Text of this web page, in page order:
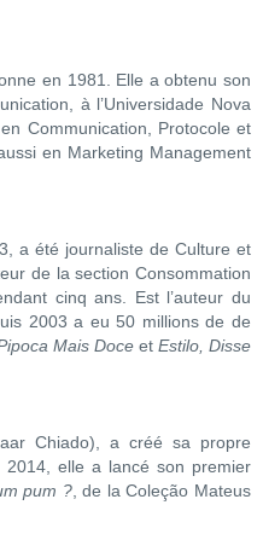
en 1981. Elle a obtenu son
à l’Universidade Nova
Communication, Protocole et
en Marketing Management
a été journaliste de Culture et
de la section Consommation
cinq ans. Est l’auteur du
2003 a eu 50 millions de de
Mais Doceet Estilo, Disse
Chiado), a créé sa propre
elle a lancé son premier
pum ?, de la Coleção Mateus